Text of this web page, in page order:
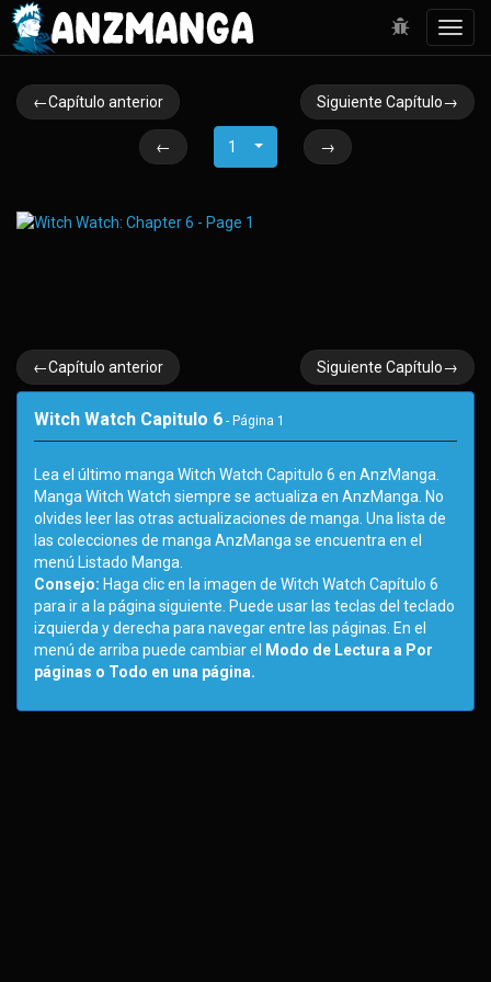
←Capítulo anterior Siguiente Capítulo→
← 1 →
←Capítulo anterior Siguiente Capítulo→
Witch Watch Capitulo 6 - Página 1
Lea el último manga Witch Watch Capitulo 6 en AnzManga.
Manga Witch Watch siempre se actualiza en AnzManga. No
olvides leer las otras actualizaciones de manga. Una lista de
las colecciones de manga AnzManga se encuentra en el
menú Listado Manga.
Consejo: Haga clic en la imagen de Witch Watch Capítulo 6
para ir a la página siguiente. Puede usar las teclas del teclado
izquierda y derecha para navegar entre las páginas. En el
menú de arriba puede cambiar el
Modo de Lectura a Por
páginas o Todo en una página.